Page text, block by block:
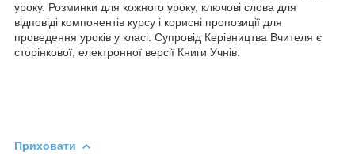
уроку. Розминки для кожного уроку, ключові слова для
відповіді компонентів курсу і корисні пропозиції для
проведення уроків у класі. Супровід Керівництва Вчителя є
сторінкової, електронної версії Книги Учнів.
Приховати